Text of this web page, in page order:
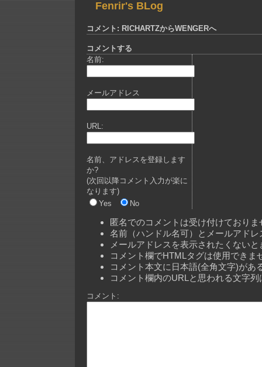
Fenrir's BLog
コメント: RICHARTZからWENGERへ
コメントする
名前:
メールアドレス
URL:
名前、アドレスを登録します
か?
(次回以降コメント入力が楽に
なります)
Yes
No
匿名でのコメントは受け付けておりま
名前（ハンドル名可）とメールアド
メールアドレスを表示されたくない
コメント欄でHTMLタグは使用できま
コメント本文に日本語(全角文字)があ
コメント欄内のURLと思われる文字
コメント: